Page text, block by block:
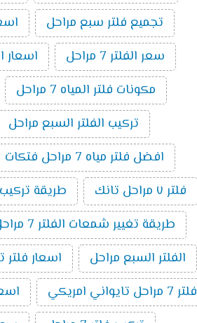
تجميع فلتر سبع مراحل
سعر الفلتر 7 مراحل
اسعار
مكونات فلتر المياه 7 مراحل
تركيب الفلتر السبع مراحل
افضل فلتر مياه 7 مراحل فتكات
فلتر ٧ مراحل تانك
طريقة تركيب فلتر 7
طريقة تغيير شمعات الفلتر 7 مراحل
الفلتر السبع مراحل
اسعار فلتر تانك
فلتر 7 مراحل تايواني امريكي